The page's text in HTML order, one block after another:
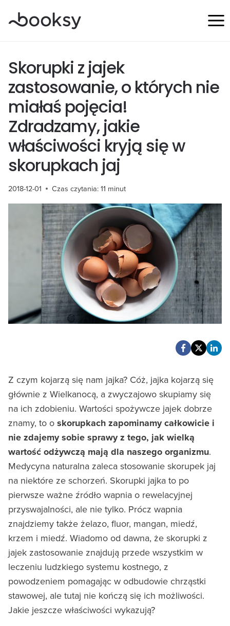
do
Skorupki z jajek
zastosowanie, o których nie
miałaś pojęcia!
Zdradzamy, jakie
właściwości kryją się w
skorupkach jaj
2018-12-01 Czas czytania:11 minut
Z czym kojarzą się nam jajka? Cóż, jajka kojarzą się
głównie z Wielkanocą, a zwyczajowo skupiamy się
na ich zdobieniu. Wartości spożywcze jajek dobrze
znamy, to o skorupkach zapominamy całkowicie i
nie zdajemy sobie sprawy z tego, jak wielką
wartość odżywczą mają dla naszego organizmu.
Medycyna naturalna zaleca stosowanie skorupek jaj
na niektóre ze schorzeń. Skorupki jajka to po
pierwsze ważne źródło wapnia o rewelacyjnej
przyswajalności, ale nie tylko. Prócz wapnia
znajdziemy także żelazo, fluor, mangan, miedź,
krzem i miedź. Wiadomo od dawna, że skorupki z
jajek zastosowanie znajdują przede wszystkim w
leczeniu ludzkiego systemu kostnego, z
powodzeniem pomagając w odbudowie chrząstki
stawowej, ale tutaj nie kończą się ich możliwości.
Jakie jeszcze właściwości wykazują?